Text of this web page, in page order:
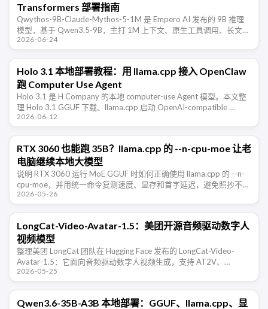
Transformers 部署指南
Qwythos-9B-Claude-Mythos-5-1M 是 Empero AI 发布的 9B 推理
模型，基于 Qwen3.5-9B，主打 1M 上下文、原生工具调用、长文本
推理和 …
2026-06-24
Holo 3.1 本地部署教程：用 llama.cpp 接入 OpenClaw
跑 Computer Use Agent
Holo 3.1 是 H Company 的本地 computer-use Agent 模型。本文整
理 Holo 3.1 GGUF 下载、llama.cpp 启动 OpenAI-compatible …
2026-06-12
RTX 3060 也能跑 35B？llama.cpp 的 --n-cpu-moe 让老
电脑继续本地大模型
说明 RTX 3060 运行 MoE GGUF 时如何正确使用 llama.cpp 的 --n-
cpu-moe，并用统一命令复测速度、显存和首字延迟，避免照抄不可
比的跑分。
2026-05-26
LongCat-Video-Avatar-1.5：美团开源音频驱动数字人
视频模型
整理美团 LongCat 团队在 Hugging Face 发布的 LongCat-Video-
Avatar-1.5：它面向音频驱动数字人视频生成，支持 AT2V、
ATI2V、视频续写、单人和多人音频 …
2026-05-25
Qwen3.6-35B-A3B 本地部署：GGUF、llama.cpp、显